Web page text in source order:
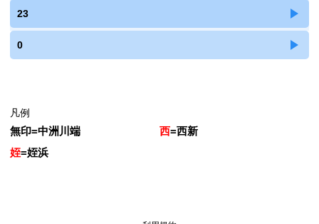
23
0
凡例
無印=中洲川端 西=西新
姪=姪浜